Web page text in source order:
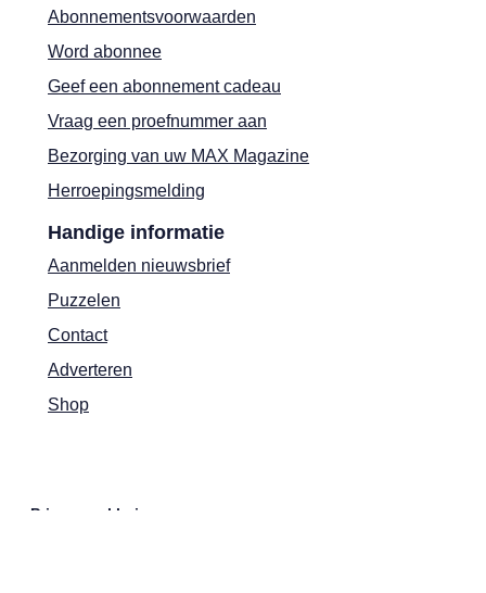
Abonnementsvoorwaarden
Word abonnee
Geef een abonnement cadeau
Vraag een proefnummer aan
Bezorging van uw MAX Magazine
Herroepingsmelding
Handige informatie
Aanmelden nieuwsbrief
Puzzelen
Contact
Adverteren
Shop
Privacyverklaring